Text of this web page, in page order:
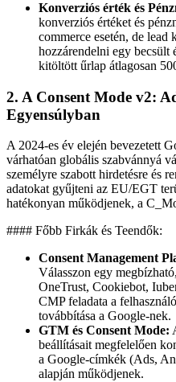
Konverziós érték és
konverziós értéket és
commerce esetén, de lead
hozzárendelni egy becsült
kitöltött űrlap átlagosan
2. A Consent Mode v2:
Egyensúlyban
A 2024-es év elején bevezetett
várhatóan globális szabvánnyá
személyre szabott hirdetésre és
adatokat gyűjteni az EU/EGT
hatékonyan működjenek, a
#### Főbb Firkák és Teendők:
Consent Management
Válasszon egy
OneTrust, Cookiebot,
CMP feladata a
továbbítása a Google-nek.
GTM és Consent Mode:
beállításait megfelelően
a Google-címkék (Ads,
alapján működjenek.